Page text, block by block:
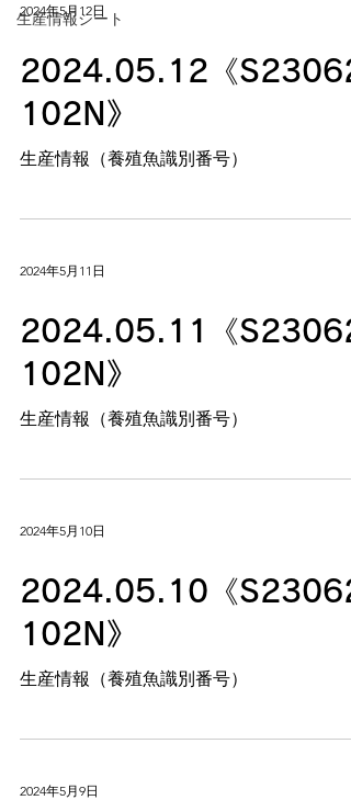
生産情報シート
2024年5月12日
2024.05.12《S23062
102N》
生産情報（養殖魚識別番号）
2024年5月11日
2024.05.11《S23062
102N》
生産情報（養殖魚識別番号）
2024年5月10日
2024.05.10《S23062
102N》
生産情報（養殖魚識別番号）
2024年5月9日